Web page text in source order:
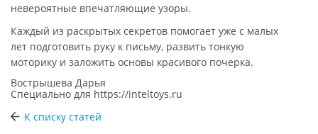
невероятные впечатляющие узоры.
Каждый из раскрытых секретов помогает уже с малых
лет подготовить руку к письму, развить тонкую
моторику и заложить основы красивого почерка.
Вострышева Дарья
Специально для https://inteltoys.ru
К списку статей